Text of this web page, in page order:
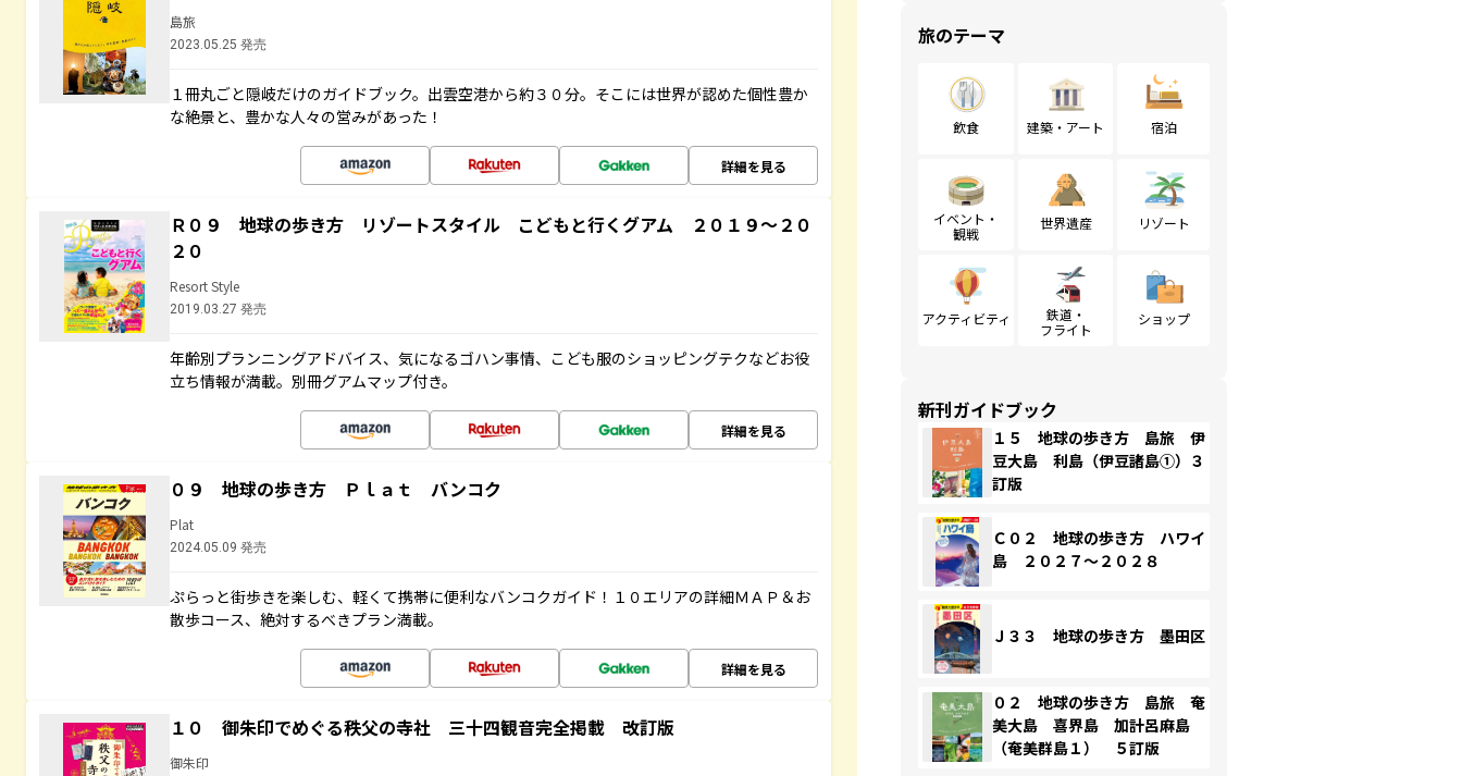
島旅
2023.05.25 発売
１冊丸ごと隠岐だけのガイドブック。出雲空港から約３０分。そこには世界が認めた個性豊か
な絶景と、豊かな人々の営みがあった！
詳細を見る
Ｒ０９ 地球の歩き方 リゾートスタイル こどもと行くグアム ２０１９～２０
２０
Resort Style
2019.03.27 発売
年齢別プランニングアドバイス、気になるゴハン事情、こども服のショッピングテクなどお役
立ち情報が満載。別冊グアムマップ付き。
詳細を見る
０９ 地球の歩き方 Ｐｌａｔ バンコク
Plat
2024.05.09 発売
ぷらっと街歩きを楽しむ、軽くて携帯に便利なバンコクガイド！１０エリアの詳細ＭＡＰ＆お
散歩コース、絶対するべきプラン満載。
詳細を見る
１０ 御朱印でめぐる秩父の寺社 三十四観音完全掲載 改訂版
御朱印
旅のテーマ
飲食 建築・アート 宿泊
イベント・
観戦
世界遺産 リゾート
アクティビティ
鉄道・
フライト
ショップ
新刊ガイドブック
１５ 地球の歩き方 島旅 伊
豆大島 利島（伊豆諸島①）３
訂版
Ｃ０２ 地球の歩き方 ハワイ
島 ２０２７～２０２８
Ｊ３３ 地球の歩き方 墨田区
０２ 地球の歩き方 島旅 奄
美大島 喜界島 加計呂麻島
（奄美群島１） ５訂版